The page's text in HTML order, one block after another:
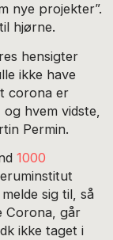
nye projekter”.
hjørne.
hensigter
ikke have
corona er
hvem vidste,
Permin.
1000
sig til, så
Corona, går
ikke taget i